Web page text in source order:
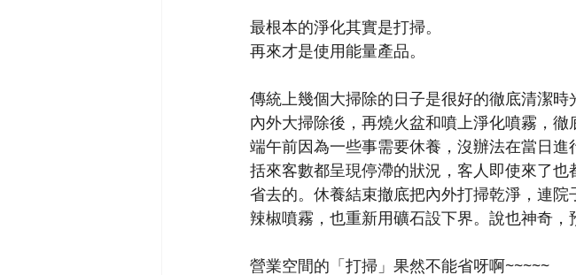
最根本的淨化其實是打掃。
再來才是使用能量產品。
傳統上幾個大掃除的日子是很好的徹底清潔
內外大掃除後，再燒火盆和噴上淨化噴霧，
端午前因為一些事需要休養，沒辦法在當日
括來客數都呈現停滯的狀況，客人即使來了
省去的。休養結束撤底把內外打掃乾淨，連
辣椒噴霧，也重新用礦石設下界。說也神奇，
營業空間的「打掃」果然不能省呀啊~~~~~